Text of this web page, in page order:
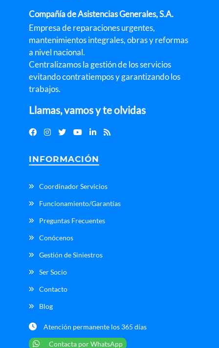
Compañía de Asistencias Generales, S.A.
Empresa de reparaciones urgentes,
mantenimientos integrales, obras y reformas
a nivel nacional.
Centralizamos la gestión de los servicios
evitando contratiempos y garantizando los
trabajos.
Llamas, vamos y te olvidas
INFORMACIÓN
Coordinador Servicios
Funcionamiento/Garantías
Preguntas Frecuentes
Conócenos
Gestión de Siniestros
Ser Socio
Contacto
Blog
Atención permanente los 365 días
Contacta por WhatsApp